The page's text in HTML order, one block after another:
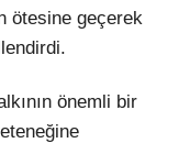
ötesine geçerek
önemli bir